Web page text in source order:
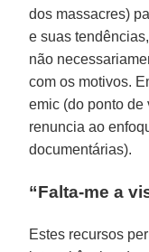
dos massacres)
e suas
não
com os motivos.
emic (do ponto de
renuncia ao
documentárias).
“Falta-me a
Estes recursos